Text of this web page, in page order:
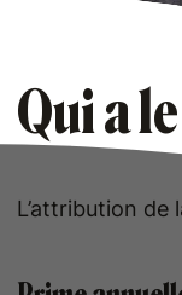
Qui a
L’attribution de